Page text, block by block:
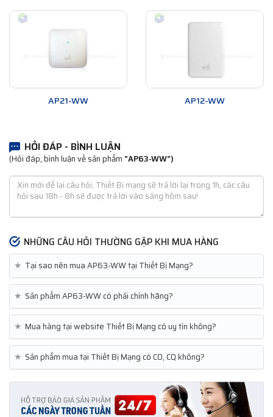
AP21-WW AP12-WW
HỎI ĐÁP - BÌNH LUẬN
(Hỏi đáp, bình luận về sản phẩm "AP63-WW")
NHỮNG CÂU HỎI THƯỜNG GẶP KHI MUA HÀNG
★ Tại sao nên mua AP63-WW tại Thiết Bị Mạng?
★ Sản phẩm AP63-WW có phải chính hãng?
★ Mua hàng tại website Thiết Bị Mạng có uy tín không?
★ Sản phẩm mua tại Thiết Bị Mạng có CO, CQ không?